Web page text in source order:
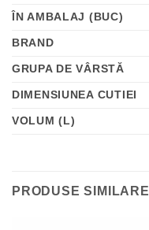
ÎN AMBALAJ (BUC)
BRAND
GRUPA DE VÂRSTĂ
DIMENSIUNEA CUTIEI
VOLUM (L)
PRODUSE SIMILARE